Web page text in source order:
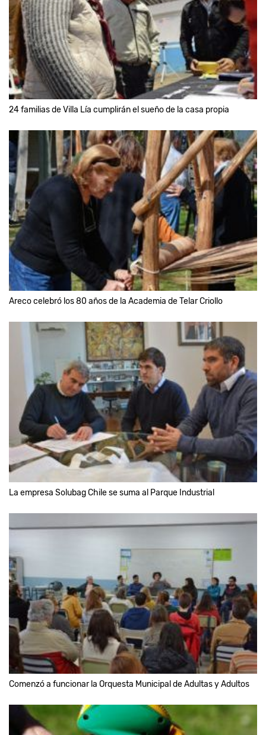
24 familias de Villa Lía cumplirán el sueño de la casa propia
Areco celebró los 80 años de la Academia de Telar Criollo
La empresa Solubag Chile se suma al Parque Industrial
Comenzó a funcionar la Orquesta Municipal de Adultas y Adultos